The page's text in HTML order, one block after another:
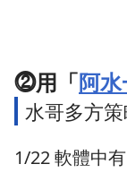
⓶用「阿
水哥多方
1/22 軟體中